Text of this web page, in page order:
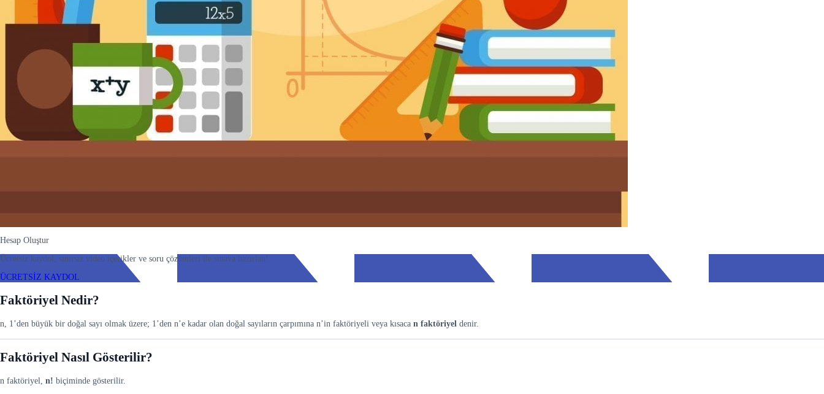
Hesap Oluştur
Ücretsiz kaydol, sınırsız video içerikler ve soru çözümleri ile sınava hazırlan!
ÜCRETSİZ KAYDOL
Faktöriyel Nedir?
n, 1’den büyük bir doğal sayı olmak üzere; 1’den n’e kadar olan doğal sayıların çarpımına n’in faktöriyeli veya kısaca n faktöriyel denir.
Faktöriyel Nasıl Gösterilir?
n faktöriyel, n! biçiminde gösterilir.